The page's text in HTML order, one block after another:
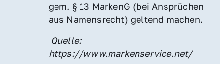
gem. § 13 MarkenG (bei Ansprüchen
aus Namensrecht) geltend machen.
https://www.markenservice.net/